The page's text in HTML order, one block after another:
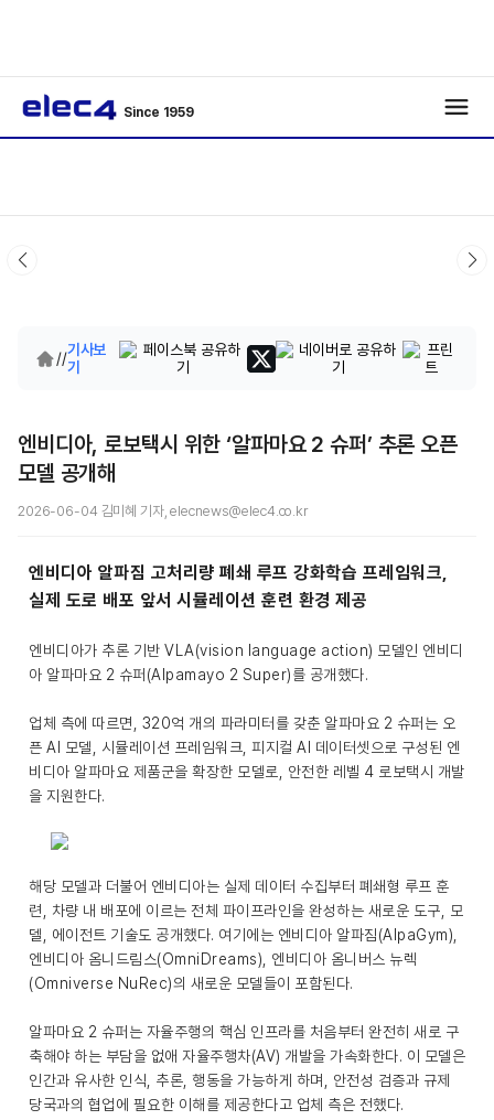
Since 1959
//기사보
기
엔비디아, 로보택시 위한 ‘알파마요 2 슈퍼’ 추론 오픈
모델 공개해
2026-06-04 김미혜 기자, elecnews@elec4.co.kr
엔비디아 알파짐 고처리량 폐쇄 루프 강화학습 프레임워크,
실제 도로 배포 앞서 시뮬레이션 훈련 환경 제공
엔비디아가 추론 기반 VLA(vision language action) 모델인 엔비디
아 알파마요 2 슈퍼(Alpamayo 2 Super)를 공개했다.
업체 측에 따르면, 320억 개의 파라미터를 갖춘 알파마요 2 슈퍼는 오
픈 AI 모델, 시뮬레이션 프레임워크, 피지컬 AI 데이터셋으로 구성된 엔
비디아 알파마요 제품군을 확장한 모델로, 안전한 레벨 4 로보택시 개발
을 지원한다.
해당 모델과 더불어 엔비디아는 실제 데이터 수집부터 폐쇄형 루프 훈
련, 차량 내 배포에 이르는 전체 파이프라인을 완성하는 새로운 도구, 모
델, 에이전트 기술도 공개했다. 여기에는 엔비디아 알파짐(AlpaGym),
엔비디아 옴니드림스(OmniDreams), 엔비디아 옴니버스 뉴렉
(Omniverse NuRec)의 새로운 모델들이 포함된다.
알파마요 2 슈퍼는 자율주행의 핵심 인프라를 처음부터 완전히 새로 구
축해야 하는 부담을 없애 자율주행차(AV) 개발을 가속화한다. 이 모델은
인간과 유사한 인식, 추론, 행동을 가능하게 하며, 안전성 검증과 규제
당국과의 협업에 필요한 이해를 제공한다고 업체 측은 전했다.